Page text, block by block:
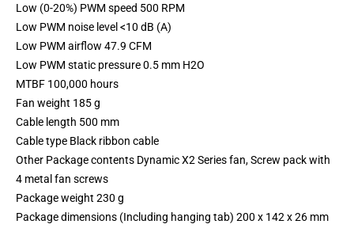
Low (0-20%) PWM speed 500 RPM
Low PWM noise level <10 dB (A)
Low PWM airflow 47.9 CFM
Low PWM static pressure 0.5 mm H2O
MTBF 100,000 hours
Fan weight 185 g
Cable length 500 mm
Cable type Black ribbon cable
Other Package contents Dynamic X2 Series fan, Screw pack with
4 metal fan screws
Package weight 230 g
Package dimensions (Including hanging tab) 200 x 142 x 26 mm